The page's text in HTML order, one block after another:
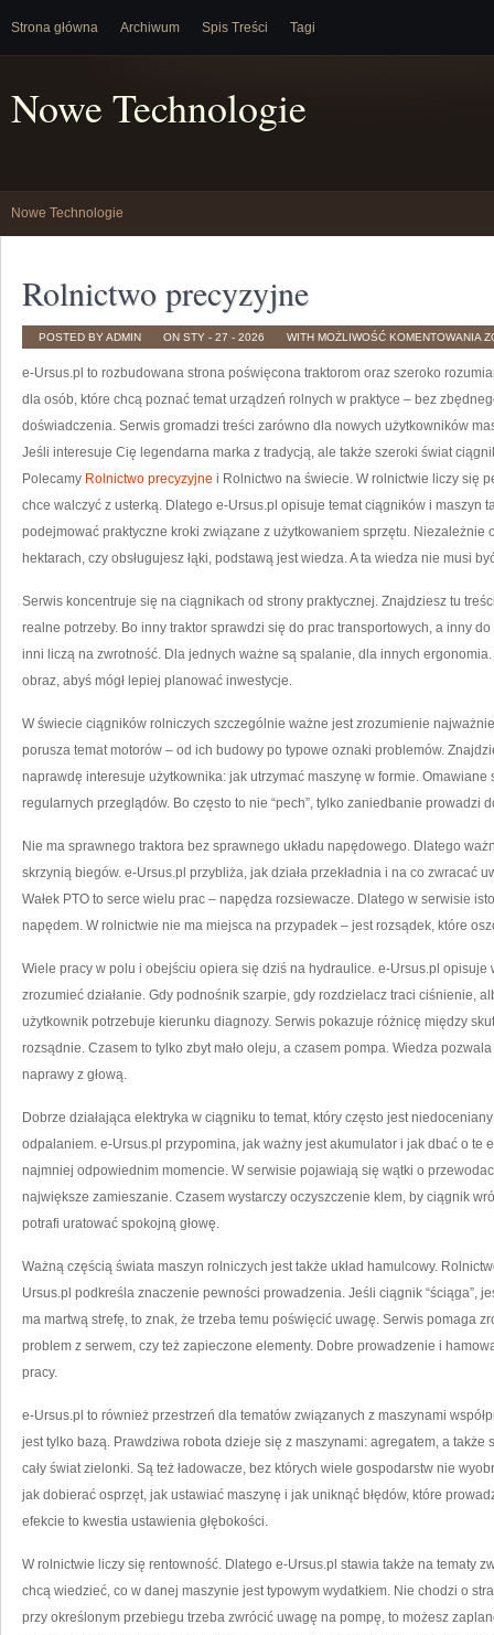
Strona główna Archiwum Spis Treści Tagi
Nowe Technologie
Nowe Technologie
Rolnictwo precyzyjne
POSTED BY ADMIN ON STY - 27 - 2026 WITH MOŻLIWOŚĆ KOMENTOWANIA
e-Ursus.pl to rozbudowana strona poświęcona traktorom oraz szeroko
dla osób, które chcą poznać temat urządzeń rolnych w praktyce – bez
doświadczenia. Serwis gromadzi treści zarówno dla nowych użytkowników
Jeśli interesuje Cię legendarna marka z tradycją, ale także szeroki świat
Polecamy Rolnictwo precyzyjne i Rolnictwo na świecie. W rolnictwie liczy się
chce walczyć z usterką. Dlatego e-Ursus.pl opisuje temat ciągników i maszyn
podejmować praktyczne kroki związane z użytkowaniem sprzętu. Niezależnie
hektarach, czy obsługujesz łąki, podstawą jest wiedza. A ta wiedza nie musi
Serwis koncentruje się na ciągnikach od strony praktycznej. Znajdziesz tu
realne potrzeby. Bo inny traktor sprawdzi się do prac transportowych, a inny
inni liczą na zwrotność. Dla jednych ważne są spalanie, dla innych
obraz, abyś mógł lepiej planować inwestycje.
W świecie ciągników rolniczych szczególnie ważne jest zrozumienie
porusza temat motorów – od ich budowy po typowe oznaki problemów.
naprawdę interesuje użytkownika: jak utrzymać maszynę w formie. Omawiane
regularnych przeglądów. Bo często to nie “pech”, tylko zaniedbanie prowadzi
Nie ma sprawnego traktora bez sprawnego układu napędowego. Dlatego
skrzynią biegów. e-Ursus.pl przybliża, jak działa przekładnia i na co zwracać
Wałek PTO to serce wielu prac – napędza rozsiewacze. Dlatego w serwisie
napędem. W rolnictwie nie ma miejsca na przypadek – jest rozsądek, które
Wiele pracy w polu i obejściu opiera się dziś na hydraulice. e-Ursus.pl
zrozumieć działanie. Gdy podnośnik szarpie, gdy rozdzielacz traci ciśnienie,
użytkownik potrzebuje kierunku diagnozy. Serwis pokazuje różnicę między
rozsądnie. Czasem to tylko zbyt mało oleju, a czasem pompa. Wiedza
naprawy z głową.
Dobrze działająca elektryka w ciągniku to temat, który często jest
odpalaniem. e-Ursus.pl przypomina, jak ważny jest akumulator i jak dbać o te
najmniej odpowiednim momencie. W serwisie pojawiają się wątki o
największe zamieszanie. Czasem wystarczy oczyszczenie klem, by ciągnik
potrafi uratować spokojną głowę.
Ważną częścią świata maszyn rolniczych jest także układ hamulcowy.
Ursus.pl podkreśla znaczenie pewności prowadzenia. Jeśli ciągnik “ściąga”,
ma martwą strefę, to znak, że trzeba temu poświęcić uwagę. Serwis pomaga
problem z serwem, czy też zapieczone elementy. Dobre prowadzenie i
pracy.
e-Ursus.pl to również przestrzeń dla tematów związanych z maszynami
jest tylko bazą. Prawdziwa robota dzieje się z maszynami: agregatem, a
cały świat zielonki. Są też ładowacze, bez których wiele gospodarstw nie
jak dobierać osprzęt, jak ustawiać maszynę i jak uniknąć błędów, które
efekcie to kwestia ustawienia głębokości.
W rolnictwie liczy się rentowność. Dlatego e-Ursus.pl stawia także na tematy
chcą wiedzieć, co w danej maszynie jest typowym wydatkiem. Nie chodzi o
przy określonym przebiegu trzeba zwrócić uwagę na pompę, to możesz